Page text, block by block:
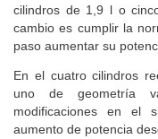
cilindros de 1,9 l o
cambio es cumplir la
paso aumentar su
En el cuatro cilindros
uno de geometría
modificaciones en el
aumento de potencia